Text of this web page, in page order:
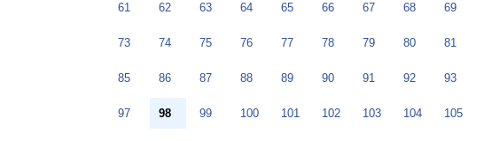
61 62 63 64 65 66 67 68 69
73 74 75 76 77 78 79 80 81
85 86 87 88 89 90 91 92 93
97 98 99 100 101 102 103 104 105